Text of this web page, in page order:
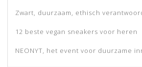
Zwart, duurzaam, ethisch
12 beste vegan sneakers voor heren
NEONYT, het event voor duurzame